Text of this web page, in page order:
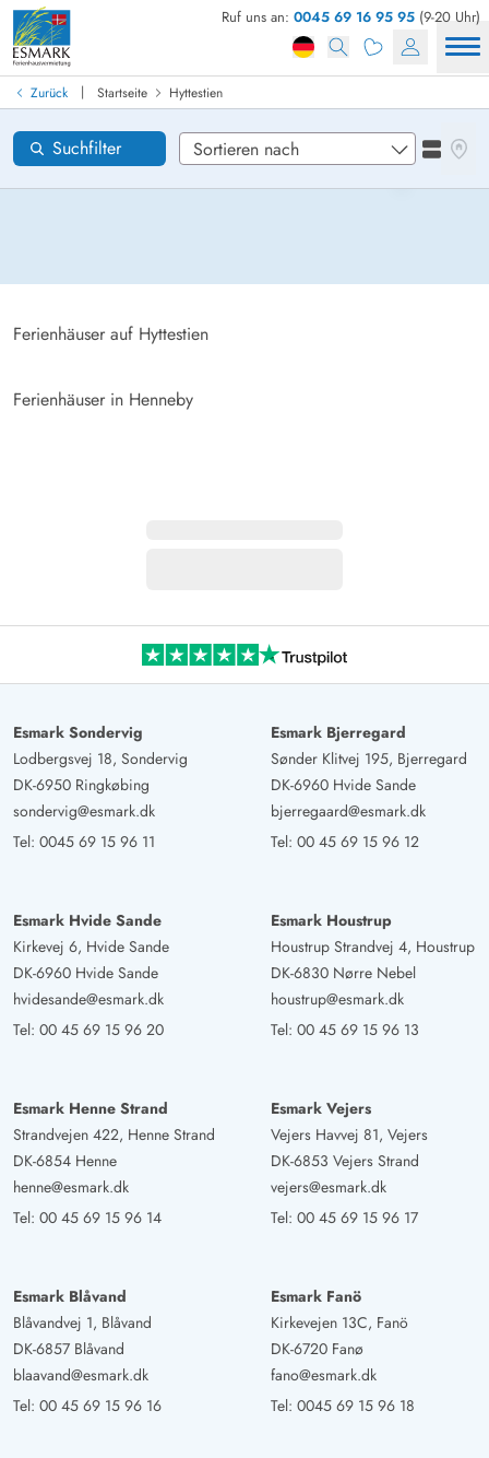
Ruf uns an: 0045 69 16 95 95 (9-20 Uhr)
Zurück | Startseite Hyttestien
Hyttestien
Ferienhäuser auf Hyttestien
Ferienhäuser in Henneby
Suchfilter
Ferienhaus in Dänemark finden
Anreise
Gebiete
Esmark Sondervig
Lodbergsvej 18, Sondervig
DK-6950 Ringkøbing
sondervig@esmark.dk
Tel: 0045 69 15 96 11
Esmark Bjerregard
Sønder Klitvej 195, Bjerregard
DK-6960 Hvide Sande
bjerregaard@esmark.dk
Tel: 00 45 69 15 96 12
Esmark Hvide Sande
Kirkevej 6, Hvide Sande
DK-6960 Hvide Sande
hvidesande@esmark.dk
Tel: 00 45 69 15 96 20
Esmark Houstrup
Houstrup Strandvej 4, Houstrup
DK-6830 Nørre Nebel
houstrup@esmark.dk
Tel: 00 45 69 15 96 13
Esmark Henne Strand
Strandvejen 422, Henne Strand
DK-6854 Henne
henne@esmark.dk
Tel: 00 45 69 15 96 14
Esmark Vejers
Vejers Havvej 81, Vejers
DK-6853 Vejers Strand
vejers@esmark.dk
Tel: 00 45 69 15 96 17
Esmark Blåvand
Blåvandvej 1, Blåvand
DK-6857 Blåvand
blaavand@esmark.dk
Tel: 00 45 69 15 96 16
Esmark Fanö
Kirkevejen 13C, Fanö
DK-6720 Fanø
fano@esmark.dk
Tel: 0045 69 15 96 18